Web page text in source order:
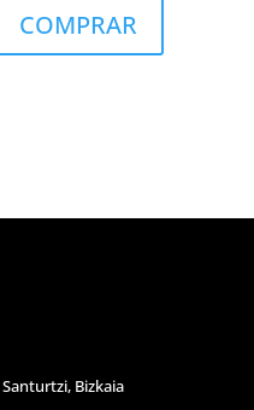
COMPRAR
Santurtzi, Bizkaia